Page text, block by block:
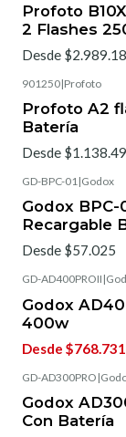
Profoto
2 Flashes
Desde
901250|Profoto
Profoto A2
Batería
Desde
GD-BPC-01|Godox
Godox BPC-
Recargable
Desde $57.025
GD-AD400PROII |
Godox
400w
Desde $768.731
GD-AD300PRO |
Godox
Con Batería